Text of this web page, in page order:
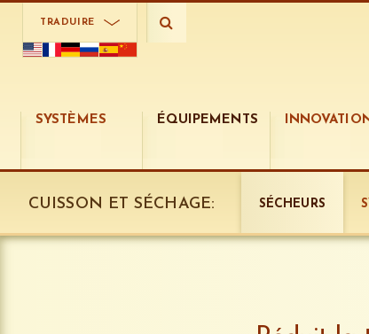
TRADUIRE
SYSTÈMES ÉQUIPEMENTS
CUISSON ET SÉCHAGE: SÉCHEURS